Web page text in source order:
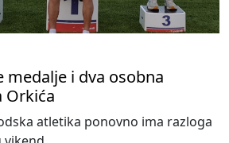
medalje i dva osobna
Orkića
atletika ponovno ima razloga